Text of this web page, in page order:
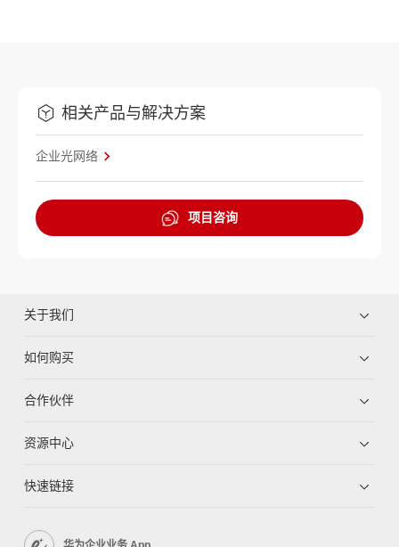
相关产品与解决方案
企业光网络
项目咨询
关于我们
如何购买
合作伙伴
资源中心
快速链接